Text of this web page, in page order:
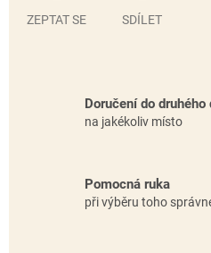
ZEPTAT SE SDÍLET
Doručení do druhého
na jakékoliv místo
Pomocná ruka
při výběru toho